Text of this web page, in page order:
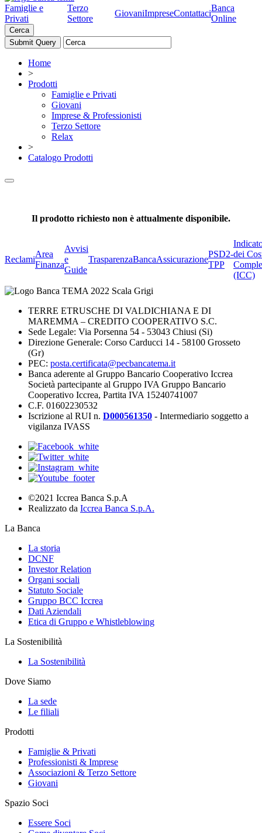
Famiglie e
Privati
Terzo
Settore
GiovaniImpreseContattaci
Banca
Online
Cerca
Home
>
Prodotti
Famiglie e Privati
Giovani
Imprese & Professionisti
Terzo Settore
Relax
>
Catalogo Prodotti
Il prodotto richiesto non è attualmente disponibile.
Reclami
Area
Finanza
Avvisi
e
Guide
TrasparenzaBancaAssicurazione
PSD2-
TPP
dei
(ICC)
TERRE ETRUSCHE DI VALDICHIANA E DI
MAREMMA – CREDITO COOPERATIVO S.C.
Sede Legale: Via Porsenna 54 - 53043 Chiusi (Si)
Direzione Generale: Corso Carducci 14 - 58100 Grosseto
(Gr)
PEC: posta.certificata@pecbancatema.it
Banca aderente al Gruppo Bancario Cooperativo Iccrea
Società partecipante al Gruppo IVA Gruppo Bancario
Cooperativo Iccrea, Partita IVA 15240741007
C.F. 01602230532
Iscrizione al RUI n. D000561350 - Intermediario soggetto a
vigilanza IVASS
©2021 Iccrea Banca S.p.A
Realizzato da Iccrea Banca S.p.A.
La Banca
La storia
DCNF
Investor Relation
Organi sociali
Statuto Sociale
Gruppo BCC Iccrea
Dati Aziendali
Etica di Gruppo e Whistleblowing
La Sostenibilità
La Sostenibilità
Dove Siamo
La sede
Le filiali
Prodotti
Famiglie & Privati
Professionisti & Imprese
Associazioni & Terzo Settore
Giovani
Spazio Soci
Essere Soci